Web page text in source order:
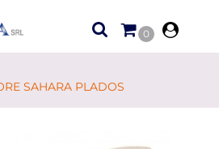
0
SAHARA PLADOS